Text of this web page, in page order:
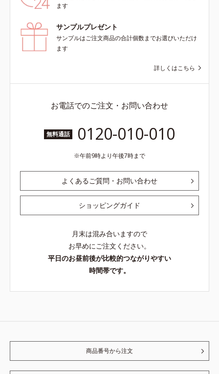
ます
サンプルプレゼント
サンプルはご注文商品の合計個数までお選びいただけ
ます
詳しくはこちら
お電話でのご注文・お問い合わせ
無料通話 0120-010-010
午前9時より午後7時まで
よくあるご質問・お問い合わせ
ショッピングガイド
月末は混み合いますので
お早めにご注文ください。
平日のお昼前後が比較的つながりやすい
時間帯です。
商品番号から注文